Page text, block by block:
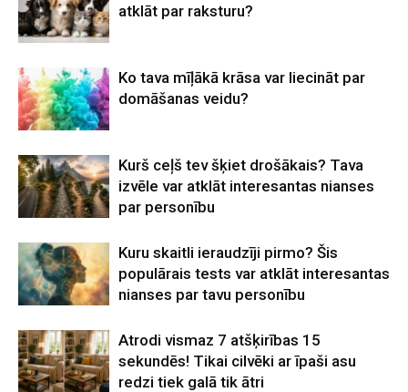
atklāt par raksturu?
Ko tava mīļākā krāsa var liecināt par
domāšanas veidu?
Kurš ceļš tev šķiet drošākais? Tava
izvēle var atklāt interesantas nianses
par personību
Kuru skaitli ieraudzīji pirmo? Šis
populārais tests var atklāt interesantas
nianses par tavu personību
Atrodi vismaz 7 atšķirības 15
sekundēs! Tikai cilvēki ar īpaši asu
redzi tiek galā tik ātri